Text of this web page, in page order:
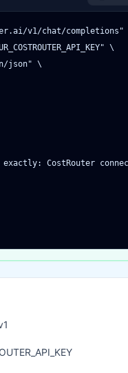
v1/chat/
\
json" \
CostRouter